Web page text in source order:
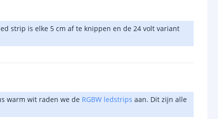
strip is elke 5 cm af te knippen en de 24 volt variant
warm wit raden we de RGBW ledstrips aan. Dit zijn alle